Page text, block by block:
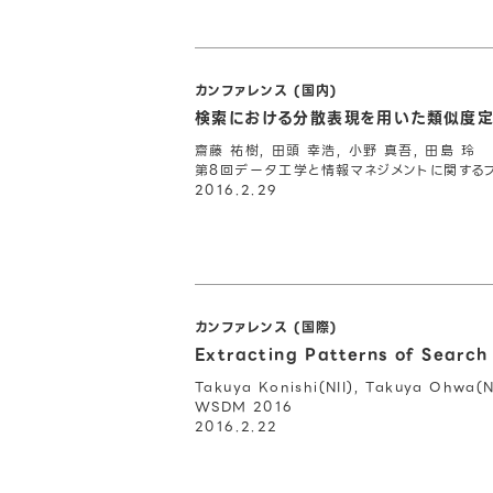
カンファレンス (国内)
検索における分散表現を用いた類似度
齋藤 祐樹, 田頭 幸浩, 小野 真吾, 田島 玲
第8回データ工学と情報マネジメントに関す
2016.2.29
カンファレンス (国際)
Extracting Patterns of
Takuya Konishi(NII), Takuya
WSDM 2016
2016.2.22